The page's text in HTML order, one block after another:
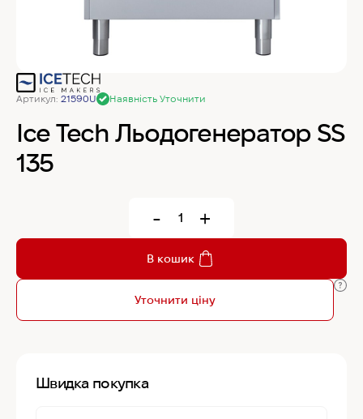
IRINOX Холодильна шафа N*ICE
Rational Пароконвекційна піч газова iCombi
Pro 6-1/1
Артикул: 21590U Наявність Уточнити
Ice Tech Льодогенератор SS
135
- +
В кошик
Уточнити ціну
Швидка покупка